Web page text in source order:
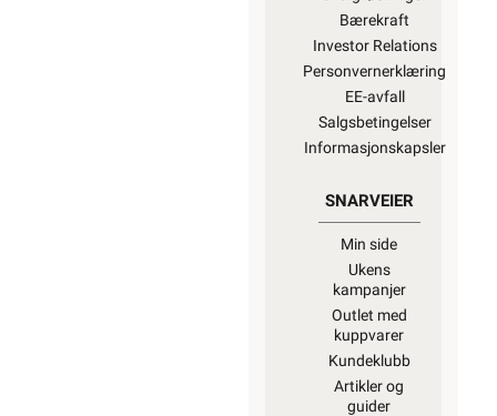
Bærekraft
Investor Relations
Personvernerklæring
EE-avfall
Salgsbetingelser
Informasjonskapsler
SNARVEIER
Min side
Ukens
kampanjer
Outlet med
kuppvarer
Kundeklubb
Artikler og
guider